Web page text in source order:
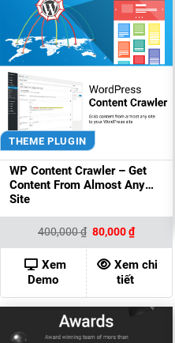
THEME PLUGIN
WP Content Crawler – Get
Content From Almost Any
Site
400,000₫ Giá
gốc
là:
400,000 ₫.
80,000₫Giá
hiện
tại
là:
80,000 ₫.
Xem
Demo
Xem chi
tiết